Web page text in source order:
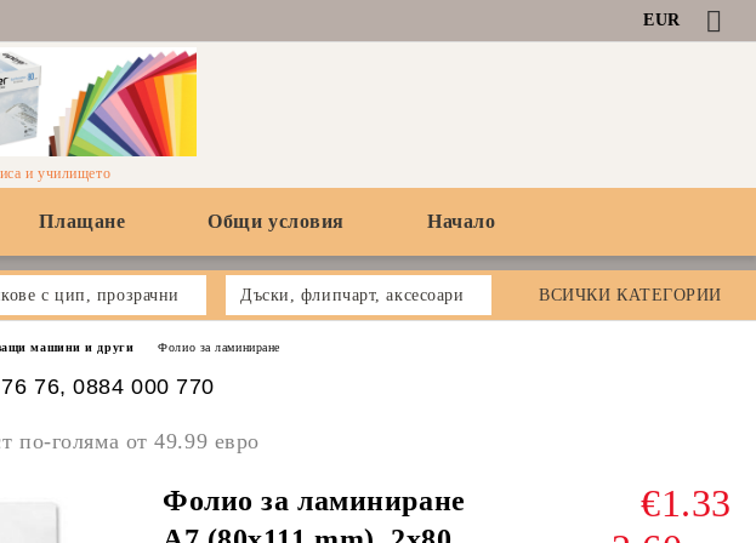
EUR
и училището
Плащане Общи условия Начало
с цип, прозрачни Дъски, флипчарт, аксесоари ВСИЧКИ КАТЕГОРИИ
машини и други Фолио за ламиниране
76, 0884 000 770
по-голяма от 49.99 евро
Фолио за ламиниране
€1.33